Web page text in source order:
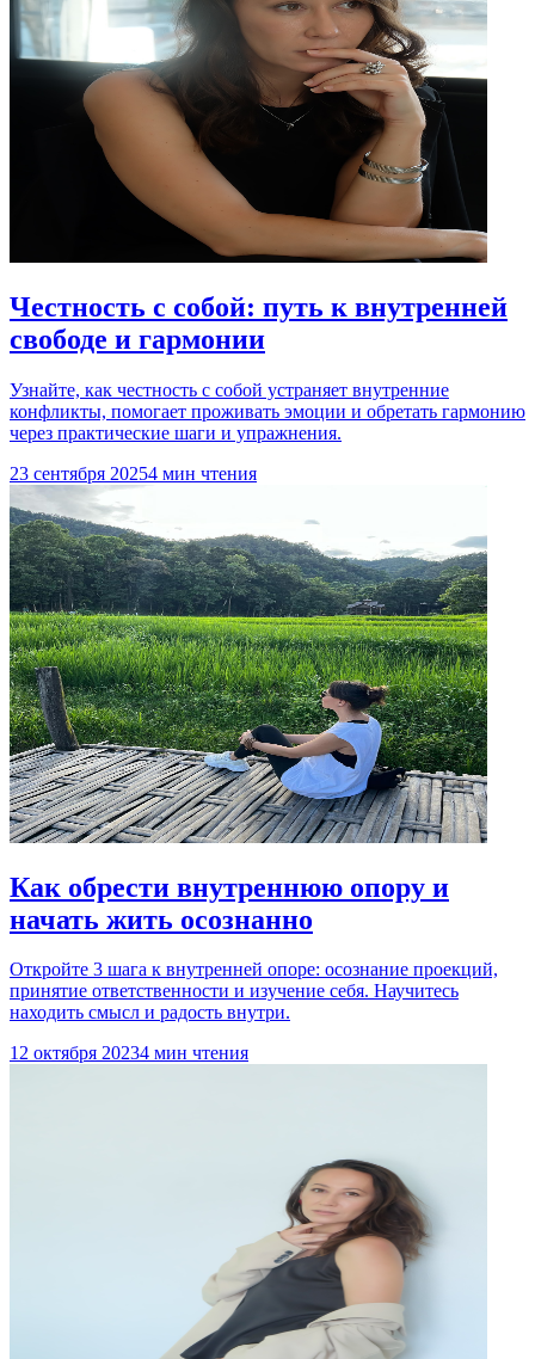
Честность с собой: путь к внутренней
свободе и гармонии
Узнайте, как честность с собой устраняет внутренние
конфликты, помогает проживать эмоции и обретать гармонию
через практические шаги и упражнения.
23 сентября 20254 мин чтения
Как обрести внутреннюю опору и
начать жить осознанно
Откройте 3 шага к внутренней опоре: осознание проекций,
принятие ответственности и изучение себя. Научитесь
находить смысл и радость внутри.
12 октября 20234 мин чтения